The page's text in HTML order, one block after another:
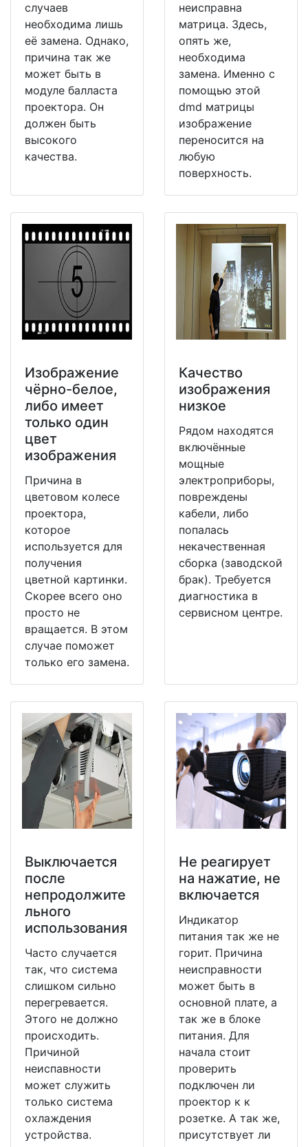
случаев
необходима лишь
её замена. Однако,
причина так же
может быть в
модуле балласта
проектора. Он
должен быть
высокого
качества.
неисправна
матрица. Здесь,
опять же,
необходима
замена. Именно с
помощью этой
dmd матрицы
изображение
переносится на
любую
поверхность.
Изображение
чёрно-белое,
либо имеет
только один
цвет
изображения
Причина в
цветовом колесе
проектора,
которое
используется для
получения
цветной картинки.
Скорее всего оно
просто не
вращается. В этом
случае поможет
только его замена.
Качество
изображения
низкое
Рядом находятся
включённые
мощные
электроприборы,
повреждены
кабели, либо
попалась
некачественная
сборка (заводской
брак). Требуется
диагностика в
сервисном центре.
Выключается
после
непродолжите
льного
использования
Часто случается
так, что система
слишком сильно
перегревается.
Этого не должно
происходить.
Причиной
неиспавности
может служить
только система
охлаждения
устройства.
Не реагирует
на нажатие, не
включается
Индикатор
питания так же не
горит. Причина
неисправности
может быть в
основной плате, а
так же в блоке
питания. Для
начала стоит
проверить
подключен ли
проектор к к
розетке. А так же,
присутствует ли